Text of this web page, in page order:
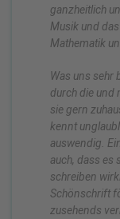
ganzheitlich
Musik und
Mathematik
Was uns sehr
durch die und
sie gern
kennt
auswendig.
auch, dass es
schreiben
Schönschrift
zusehends